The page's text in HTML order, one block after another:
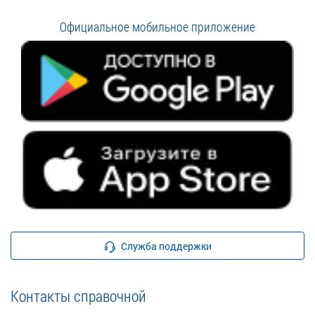
Официальное мобильное приложение
Служба поддержки
Контакты справочной